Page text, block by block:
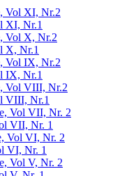
Vol XI, Nr.2
XI, Nr.1
Vol X, Nr.2
X, Nr.1
Vol IX, Nr.2
IX, Nr.1
Vol VIII, Nr.2
VIII, Nr.1
Vol VII, Nr. 2
VII, Nr. 1
Vol VI, Nr. 2
VI, Nr. 1
Vol V, Nr. 2